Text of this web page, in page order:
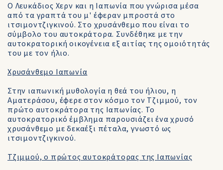
Ο Λευκάδιος Χερν και η Ιαπωνία που γνώρισα μέσα
από τα γραπτά του μ' έφεραν μπροστά στο
ιτσιμοντζιγκινού. Στο χρυσάνθεμο που είναι το
σύμβολο του αυτοκράτορα. Συνδέθηκε με την
αυτοκρατορική οικογένεια εξ αιτίας της ομοιότητάς
του με τον ήλιο.
Xρυσάνθεμο Iαπωνία
Στην ιαπωνική μυθολογία η θεά του ήλιου, η
Αματεράσου, έφερε στον κόσμο τον Τζιμμού, τον
πρώτο αυτοκράτορα της Ιαπωνίας. Το
αυτοκρατορικό έμβλημα παρουσιάζει ένα χρυσό
χρυσάνθεμο με δεκαέξι πέταλα, γνωστό ως
ιτσιμοντζιγκινού.
Τζιμμού, ο πρώτος αυτοκράτορας της Ιαπωνίας